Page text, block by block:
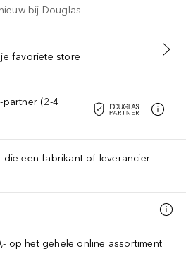
bij Douglas
favoriete store
(2-4
een fabrikant of leverancier
op het gehele online assortiment